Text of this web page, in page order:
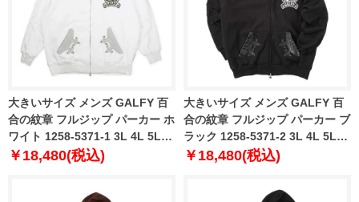
大きいサイズ メンズ GALFY 百
合の紋章 フルジップ パーカー ホ
ワイト 1258-5371-1 3L 4L 5L
6L
￥18,480(税込)
大きいサイズ メンズ GALFY 百
合の紋章 フルジップ パーカー ブ
ラック 1258-5371-2 3L 4L 5L
6L
￥18,480(税込)